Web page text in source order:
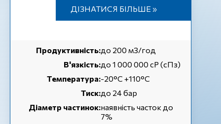
ДІЗНАТИСЯ БІЛЬШЕ »
Продуктивність:до 200 м3/год
В'язкість:до 1 000 000 cP (сПз)
Температура:-20°C +110°C
Тиск:до 24 бар
Діаметр частинок:наявність часток до
7%